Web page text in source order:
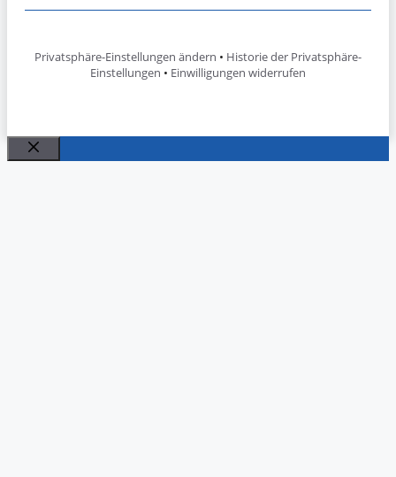
Privatsphäre-Einstellungen ändern • Historie der Privatsphäre-
Einstellungen • Einwilligungen widerrufen
Schließen